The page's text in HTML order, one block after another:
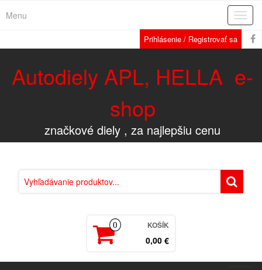
Menu
Prihlásenie / Registrovať sa
Autodiely APL, HELLA e-
shop
značkové diely , za najlepšiu cenu
0 KOŠÍK
0,00 €